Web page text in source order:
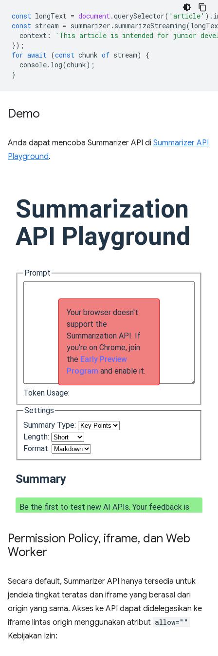
const longText = document.querySelector( 'article' ).
const stream = summarizer . summarizeStreaming(
context :
'This article is intended for junior
});
for await (const chunk of stream)
{
console. log(chunk);
}
Demo
Anda dapat mencoba Summarizer API di Summarizer API
Playground.
Permission Policy, iframe, dan Web
Worker
Secara default, Summarizer API hanya tersedia untuk
jendela tingkat teratas dan iframe yang berasal dari
origin yang sama. Akses ke API dapat didelegasikan ke
iframe lintas origin menggunakan atribut allow=""
Kebijakan Izin: